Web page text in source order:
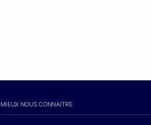
MIEUX NOUS CONNAITRE